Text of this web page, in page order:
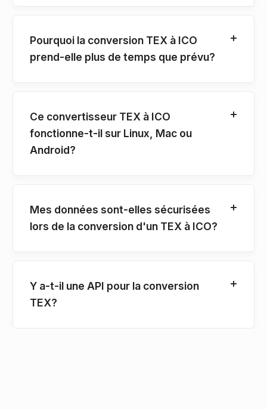
Pourquoi la conversion TEX à ICO
prend-elle plus de temps que prévu?
Ce convertisseur TEX à ICO
fonctionne-t-il sur Linux, Mac ou
Android?
Mes données sont-elles sécurisées
lors de la conversion d'un TEX à ICO?
Y a-t-il une API pour la conversion
TEX?